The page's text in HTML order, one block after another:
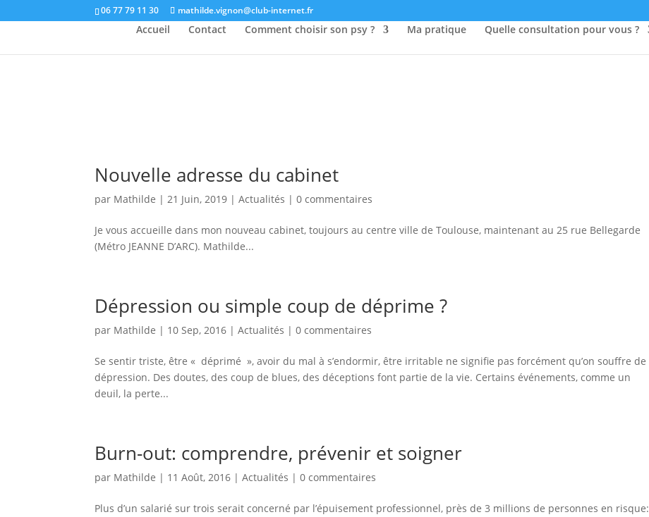
06 77 79 11 30 mathilde.vignon@club-internet.fr
Accueil Contact Comment choisir son psy ? Ma pratique Quelle consultation pour vous ?
Nouvelle adresse du cabinet
par Mathilde |21 Juin, 2019 |Actualités |0 commentaires
Je vous accueille dans mon nouveau cabinet, toujours au centre ville de Toulouse, maintenant au 25 rue Bellegarde
(Métro JEANNE D’ARC). Mathilde...
Dépression ou simple coup de déprime ?
par Mathilde | 10 Sep, 2016 |Actualités |0 commentaires
Se sentir triste, être « déprimé », avoir du mal à s’endormir, être irritable ne signifie pas forcément qu’on souffre de
dépression. Des doutes, des coup de blues, des déceptions font partie de la vie. Certains événements, comme un
deuil, la perte...
Burn-out: comprendre, prévenir et soigner
par Mathilde | 11 Août, 2016 |Actualités |0 commentaires
Plus d’un salarié sur trois serait concerné par l’épuisement professionnel, près de 3 millions de personnes en risque: